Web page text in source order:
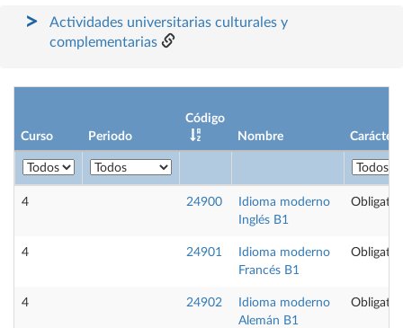
Actividades universitarias culturales y
complementarias
Curso Periodo
Código
Nombre
Carácter
4 24900
Idioma moderno
Inglés B1
4 24901
Idioma moderno
Francés B1
4 24902
Idioma moderno
Alemán B1